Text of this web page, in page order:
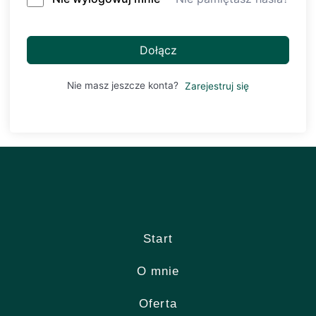
Dołącz
Nie masz jeszcze konta? Zarejestruj się
Start
O mnie
Oferta